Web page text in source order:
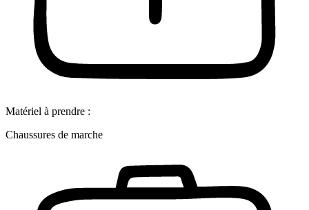
Matériel à prendre :
Chaussures de marche